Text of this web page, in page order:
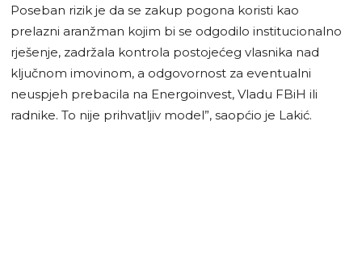
Poseban rizik je da se zakup pogona koristi kao
prelazni aranžman kojim bi se odgodilo institucionalno
rješenje, zadržala kontrola postojećeg vlasnika nad
ključnom imovinom, a odgovornost za eventualni
neuspjeh prebacila na Energoinvest, Vladu FBiH ili
radnike. To nije prihvatljiv model”, saopćio je Lakić.